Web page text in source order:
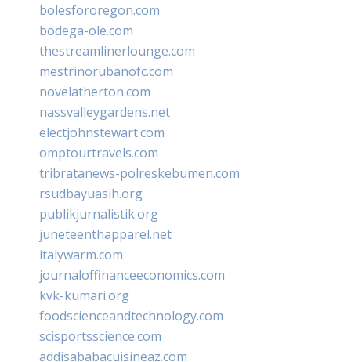
bolesfororegon.com
bodega-ole.com
thestreamlinerlounge.com
mestrinorubanofc.com
novelatherton.com
nassvalleygardens.net
electjohnstewart.com
omptourtravels.com
tribratanews-polreskebumen.com
rsudbayuasih.org
publikjurnalistik.org
juneteenthapparel.net
italywarm.com
journaloffinanceeconomics.com
kvk-kumari.org
foodscienceandtechnology.com
scisportsscience.com
addisababacuisineaz.com